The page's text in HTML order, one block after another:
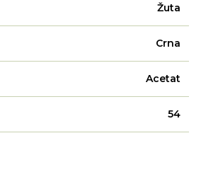
Žuta
Crna
Acetat
54